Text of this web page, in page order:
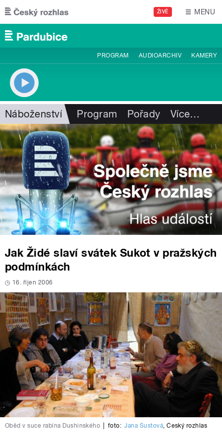
Přejít k hlavnímu obsahu
ŽIVĚ MENU
PROGRAM AUDIOARCHIV KAMERY
Náboženství Program Pořady Více…
Jak Židé slaví svátek Sukot v pražských
podmínkách
16. říjen 2006
Oběd v suce rabína Dushinského foto: Jana Šustová,Český rozhlas